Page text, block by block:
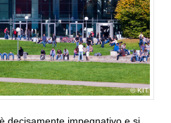
KIT
decisamente impegnativo e si